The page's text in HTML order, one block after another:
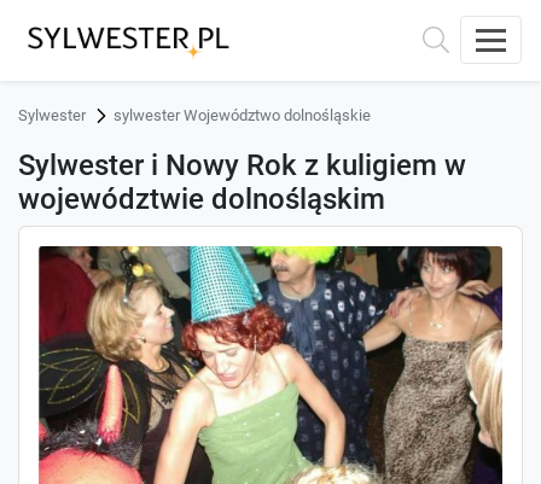
Sylwester sylwester Województwo dolnośląskie
Sylwester i Nowy Rok z kuligiem w
województwie dolnośląskim